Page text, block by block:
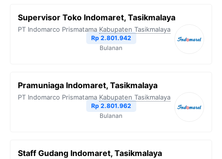
Supervisor Toko Indomaret, Tasikmalaya
PT Indomarco Prismatama Kabupaten Tasikmalaya
Rp 2.801.942
Bulanan
Pramuniaga Indomaret, Tasikmalaya
PT Indomarco Prismatama Kabupaten Tasikmalaya
Rp 2.801.962
Bulanan
Staff Gudang Indomaret, Tasikmalaya